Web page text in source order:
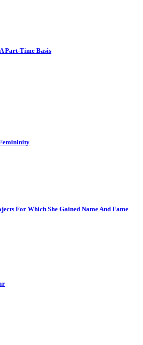
Part-Time Basis
For Which She Gained Name And Fame